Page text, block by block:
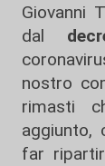
Giovanni
dal
nostro
rimasti
aggiunto,
far